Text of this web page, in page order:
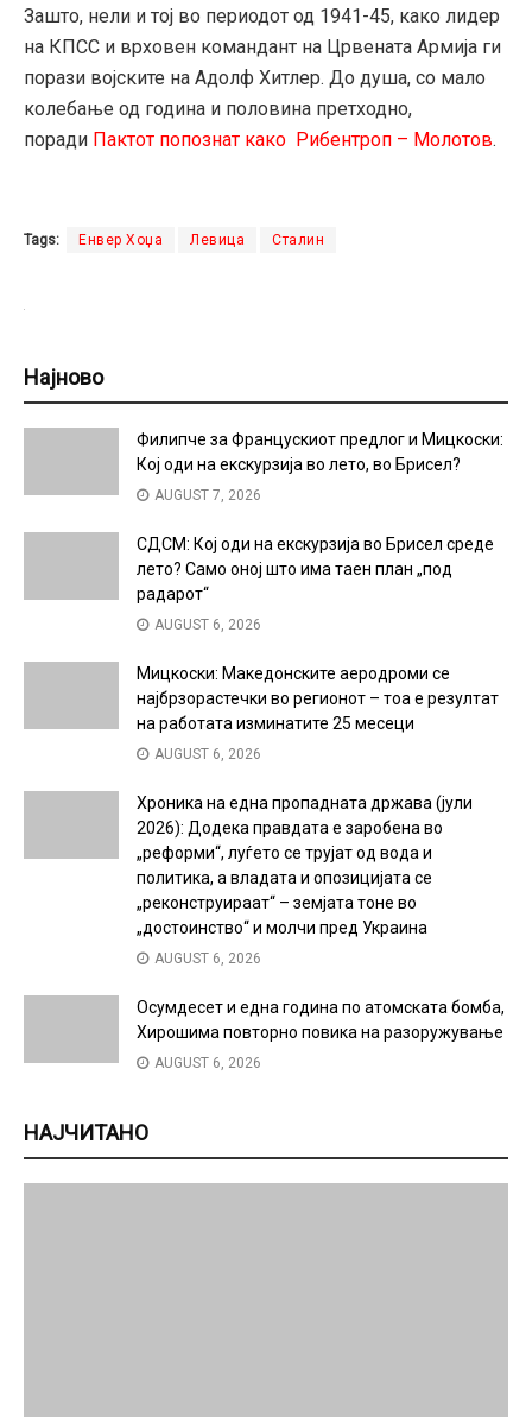
Зашто, нели и тој во периодот од 1941-45, како лидер
на КПСС и врховен командант на Црвената Армија ги
порази војските на Адолф Хитлер. До душа, со мало
колебање од година и половина претходно,
поради Пактот попознат како Рибентроп – Молотов.
Tags: Енвер Хоџа Левица Сталин
Најново
Филипче за Францускиот предлог и Мицкоски:
Кој оди на екскурзија во лето, во Брисел?
AUGUST 7, 2026
СДСМ: Кој оди на екскурзија во Брисел среде
лето? Само оној што има таен план „под
радарот“
AUGUST 6, 2026
Мицкоски: Македонските аеродроми се
најбрзорастечки во регионот – тоа е резултат
на работата изминатите 25 месеци
AUGUST 6, 2026
Хроника на една пропадната држава (јули
2026): Додека правдата е заробена во
„реформи“, луѓето се трујат од вода и
политика, а владата и опозицијата се
„реконструираат“ – земјата тоне во
„достоинство“ и молчи пред Украина
AUGUST 6, 2026
Осумдесет и една година по атомската бомба,
Хирошима повторно повика на разоружување
AUGUST 6, 2026
НАЈЧИТАНО